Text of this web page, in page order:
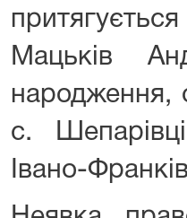
Мацьків
народження,
с.
Івано-